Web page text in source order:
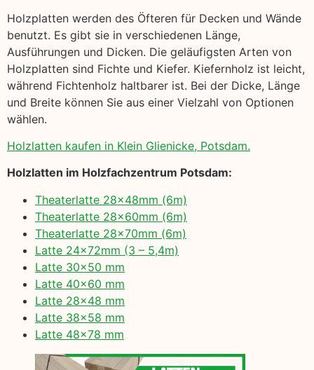
Holzplatten werden des Öfteren für Decken und Wände
benutzt. Es gibt sie in verschiedenen Länge,
Ausführungen und Dicken. Die geläufigsten Arten von
Holzplatten sind Fichte und Kiefer. Kiefernholz ist leicht,
während Fichtenholz haltbarer ist. Bei der Dicke, Länge
und Breite können Sie aus einer Vielzahl von Optionen
wählen.
Holzlatten kaufen in Klein Glienicke, Potsdam.
Holzlatten im Holzfachzentrum Potsdam:
Theaterlatte 28x48mm (6m)
Theaterlatte 28x60mm (6m)
Theaterlatte 28x70mm (6m)
Latte 24x72mm (3 – 5,4m)
Latte 30×50 mm
Latte 40×60 mm
Latte 28×48 mm
Latte 38×58 mm
Latte 48×78 mm